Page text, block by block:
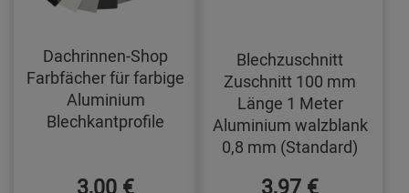
Dachrinnen-Shop
Farbfächer für farbige
Aluminium
Blechkantprofile
3,00 €
Blechzuschnitt
Zuschnitt 100 mm
Länge 1 Meter
Aluminium walzblank
0,8 mm (Standard)
3,97 €